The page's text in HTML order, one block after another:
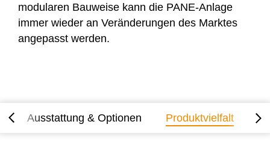
modularen Bauweise kann die PANE-Anlage
immer wieder an Veränderungen des Marktes
angepasst werden.
Ausstattung & Optionen Produktvielfalt